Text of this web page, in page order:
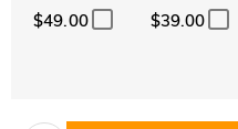
$49.00 $39.00